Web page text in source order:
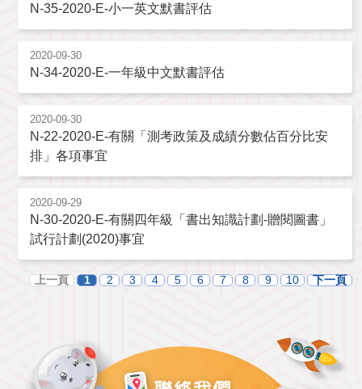
N-35-2020-E-小一英文默書評估
2020-09-30
N-34-2020-E-一年級中文默書評估
2020-09-30
N-22-2020-E-有關「測考政策及成績分數佔百分比安
排」各項事宜
2020-09-29
N-30-2020-E-有關四年級「書出知識計劃-贈閱圖書」
試行計劃(2020)事宜
上一頁 1 2 3 4 5 6 7 8 9 10 下一頁